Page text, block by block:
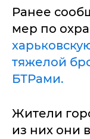
Ранее
мер по
тяжелой
БТРами.
Жители
из них они